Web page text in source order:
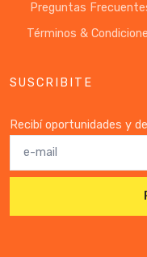
Preguntas
Términos &
SUSCRIBITE
Recibí oportunidades y